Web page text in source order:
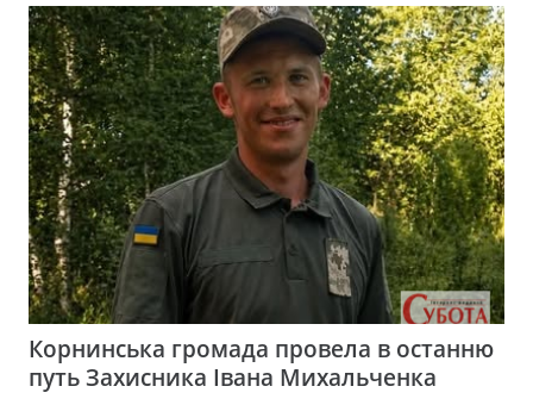
Корнинська громада провела в останню
путь Захисника Івана Михальченка